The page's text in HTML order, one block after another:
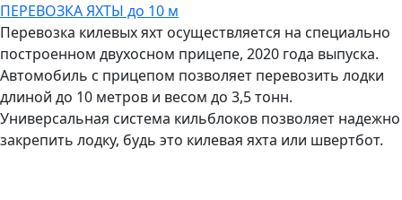
ПЕРЕВОЗКА ЯХТЫ до 10 м
Перевозка килевых яхт осуществляется на специально
построенном двухосном прицепе, 2020 года выпуска.
Автомобиль с прицепом позволяет перевозить лодки
длиной до 10 метров и весом до 3,5 тонн.
Универсальная система кильблоков позволяет надежно
закрепить лодку, будь это килевая яхта или швертбот.